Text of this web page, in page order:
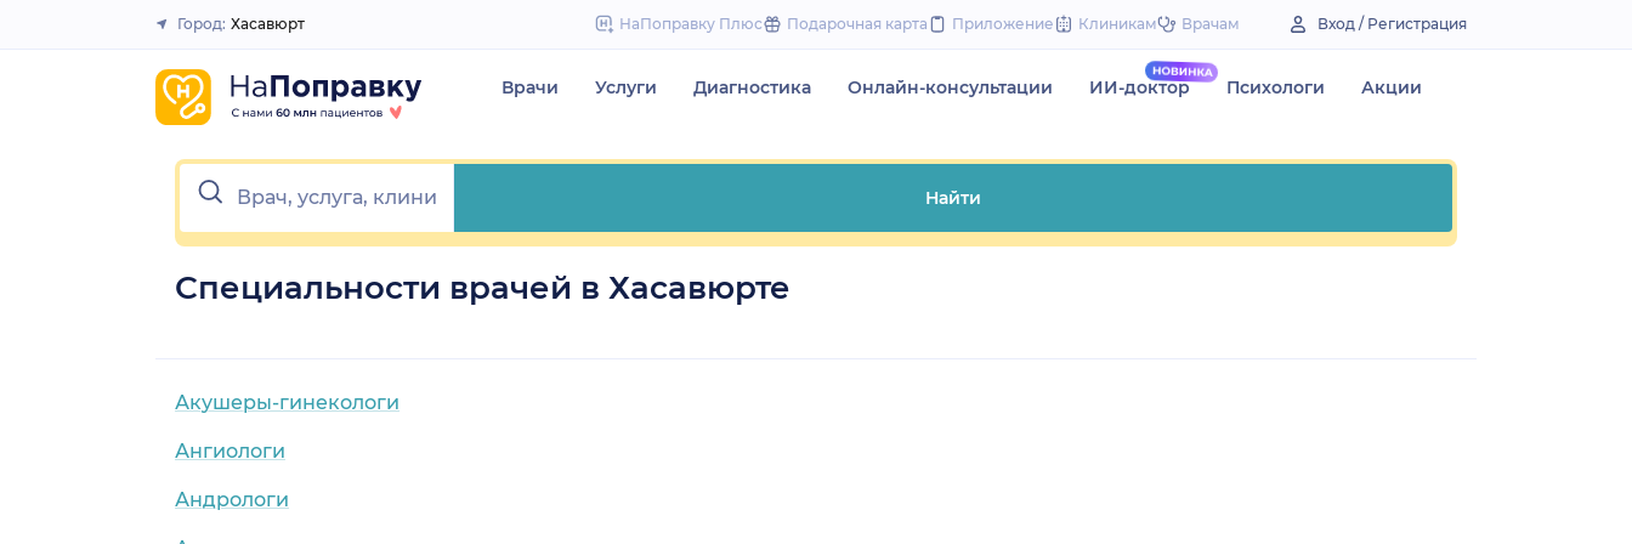
to
Закрыть
Город: Хасавюрт НаПоправку Плюс Подарочная карта Приложение Клиникам Врачам Вход / Регистрация
Врачи Услуги Диагностика Онлайн-консультации ИИ-доктор Психологи Акции
Найти
Специальности врачей в Хасавюрте
Акушеры-гинекологи
Ангиологи
Андрологи